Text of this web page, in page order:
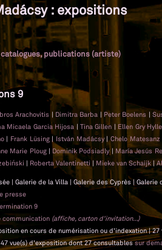
: expositions
catalogues, publications (artiste)
9
Arachovitis | Dimitra Barba | Peter Boelens |
Micaela Garcia Hijosa |Tina Gillen | Ellen Gry
| Frank Lüsing| István Madácsy |Chelo Matesanz
Marie Ploug | Dominik Podsiadly | María Jesús
| Roberta Valentinetti | Mieke van Schaijk |
| Galerie de la Villa | Galerie des Cyprès |
presse
9
communication (affiche, carton d'invitation...)
en cours de numérisation ou d'indexation |
vue(s) d'exposition dont 27 consultablessur